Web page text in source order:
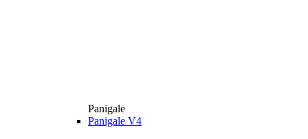
Panigale
Panigale V4